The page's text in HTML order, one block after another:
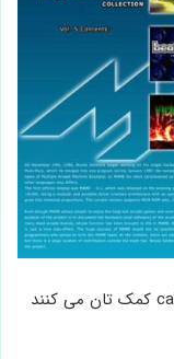
بازی ‌های مدرن مثل gtav و call of duty کمک تان می کنند